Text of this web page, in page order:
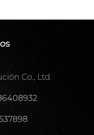
Co., Ltd.